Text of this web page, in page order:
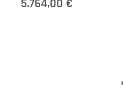
5.764,00 €